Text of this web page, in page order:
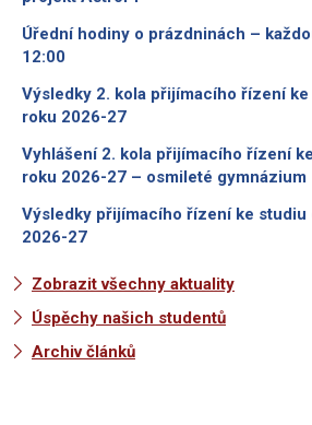
Úřední hodiny o prázdninách –
12:00
Výsledky 2. kola přijímacího řízení
roku 2026-27
Vyhlášení 2. kola přijímacího řízení
roku 2026-27 – osmileté gymnázium
Výsledky přijímacího řízení ke studiu
2026-27
Zobrazit všechny aktuality
Úspěchy našich studentů
Archiv článků